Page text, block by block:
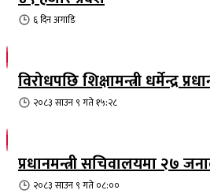
६ दिनअगाडि
विरोधपछि शिक्षामन्त्री धर्मेन्द्र
२०८३ साउन ९ गते १५:२८
प्रधानमन्त्री सचिवालयमा २७
२०८३ साउन ९ गते ०८:००